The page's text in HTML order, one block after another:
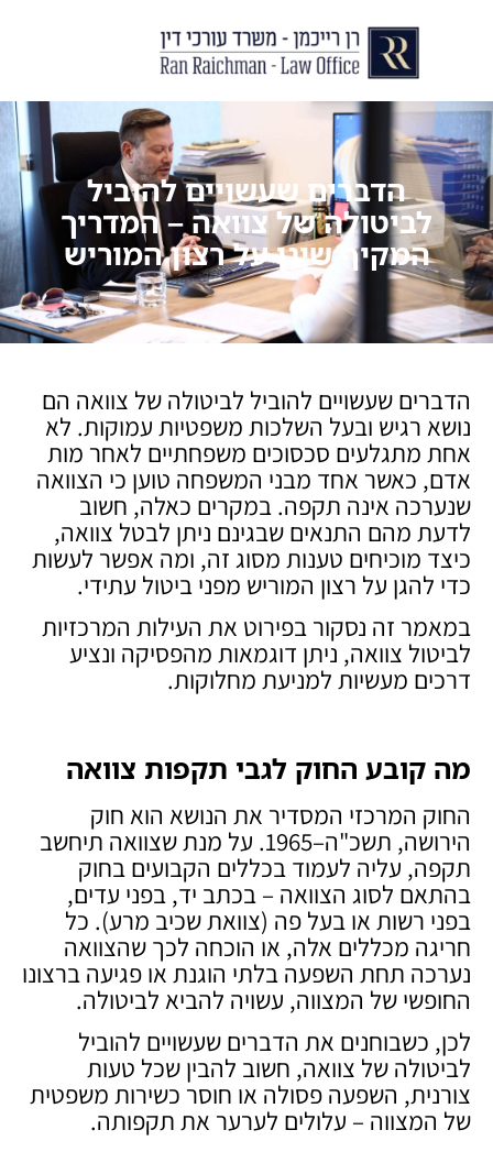
הדברים שעשויים להוביל
לביטולה של צוואה – המדריך
המקיף שיגן על רצון המוריש
הדברים שעשויים להוביל לביטולה של צוואה הם
נושא רגיש ובעל השלכות משפטיות עמוקות. לא
אחת מתגלעים סכסוכים משפחתיים לאחר מות
אדם, כאשר אחד מבני המשפחה טוען כי הצוואה
שנערכה אינה תקפה. במקרים כאלה, חשוב
לדעת מהם התנאים שבגינם ניתן לבטל צוואה,
כיצד מוכיחים טענות מסוג זה, ומה אפשר לעשות
כדי להגן על רצון המוריש מפני ביטול עתידי.
במאמר זה נסקור בפירוט את העילות המרכזיות
לביטול צוואה, ניתן דוגמאות מהפסיקה ונציע
דרכים מעשיות למניעת מחלוקות.
מה קובע החוק לגבי תקפות צוואה
החוק המרכזי המסדיר את הנושא הוא חוק
הירושה, תשכ"ה–1965. על מנת שצוואה תיחשב
תקפה, עליה לעמוד בכללים הקבועים בחוק
בהתאם לסוג הצוואה – בכתב יד, בפני עדים,
בפני רשות או בעל פה (צוואת שכיב מרע). כל
חריגה מכללים אלה, או הוכחה לכך שהצוואה
נערכה תחת השפעה בלתי הוגנת או פגיעה ברצונו
החופשי של המצווה, עשויה להביא לביטולה.
לכן, כשבוחנים את הדברים שעשויים להוביל
לביטולה של צוואה, חשוב להבין שכל טעות
צורנית, השפעה פסולה או חוסר כשירות משפטית
של המצווה – עלולים לערער את תקפותה.